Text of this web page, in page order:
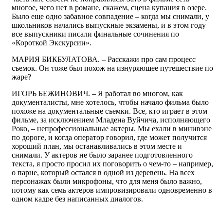
многое, чего нет в романе, скажем, сцена купания в озере.
Было еще одно забавное совпадение – когда мы снимали, у
школьников начались выпускные экзамены, и в этом году
все выпускники писали финальные сочинения по
«Короткой Экскурсии».
МАРИЯ БИКБУЛАТОВА. – Расскажи про сам процесс
съемок. Он тоже был похож на изнуряющее путешествие по
жаре?
ИГОРЬ БЕЖИНОВИЧ. – Я работал во многом, как
документалисты, мне хотелось, чтобы начало фильма было
похоже на документальные съемки. Все, кто играет в этом
фильме, за исключением Младена Вуйчича, исполняющего
Роко, – непрофессиональные актеры. Мы ехали в минивэне
по дороге, и когда оператор говорил, где может получится
хороший план, мы останавливались в этом месте и
снимали. У актеров не было заранее подготовленного
текста, я просто просил их поговорить о чем-то – например,
о парне, который остался в одной из деревень. На всех
персонажах были микрофоны, что для меня было важно,
потому как семь актеров импровизировали одновременно в
одном кадре без написанных диалогов.